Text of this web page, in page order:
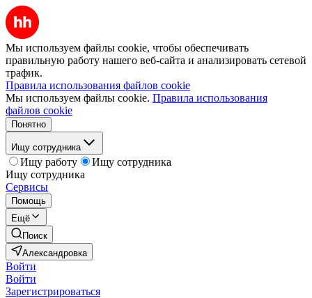
Мы используем файлы cookie, чтобы обеспечивать
правильную работу нашего веб-сайта и анализировать сетевой
трафик.
Правила использования файлов cookie
Мы используем файлы cookie. Правила использования
файлов cookie
Понятно
Ищу сотрудника
Ищу работу
Ищу сотрудника
Ищу сотрудника
Сервисы
Помощь
Ещё
Поиск
Александровка
Войти
Войти
Зарегистрироваться